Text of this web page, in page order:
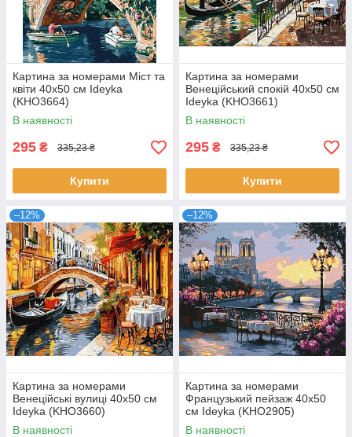
Картина за номерами Міст та
квіти 40х50 см Ideyka
(KHO3664)
В наявності
295 ₴ 335,23 ₴
Купити
Картина за номерами
Венеційський спокій 40х50 см
Ideyka (KHO3661)
В наявності
295 ₴ 335,23 ₴
Купити
–12%
Картина за номерами
Венеційські вулиці 40х50 см
Ideyka (KHO3660)
В наявності
–12%
Картина за номерами
Французький пейзаж 40х50
см Ideyka (KHO2905)
В наявності